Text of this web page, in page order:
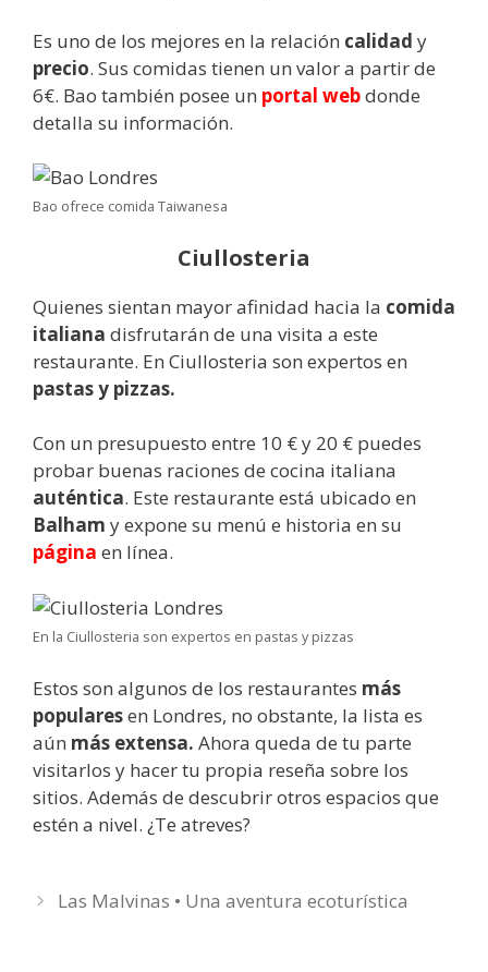
Es uno de los mejores en la relación calidad y
precio. Sus comidas tienen un valor a partir de
6€. Bao también posee un portal webdonde
detalla su información.
Bao ofrece comida Taiwanesa
Ciullosteria
Quienes sientan mayor afinidad hacia la comida
italiana disfrutarán de una visita a este
restaurante. En Ciullosteria son expertos en
pastas y pizzas.
Con un presupuesto entre 10 € y 20 € puedes
probar buenas raciones de cocina italiana
auténtica. Este restaurante está ubicado en
Balham y expone su menú e historia en su
página en línea.
En la Ciullosteria son expertos en pastas y pizzas
Estos son algunos de los restaurantes más
popularesen Londres, no obstante, la lista es
aún más extensa. Ahora queda de tu parte
visitarlos y hacer tu propia reseña sobre los
sitios. Además de descubrir otros espacios que
estén a nivel. ¿Te atreves?
Las Malvinas • Una aventura ecoturística